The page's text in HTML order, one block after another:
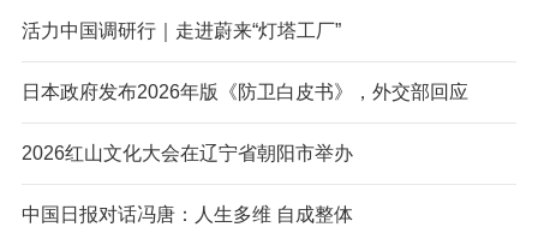
活力中国调研行｜走进蔚来“灯塔工厂”
日本政府发布2026年版《防卫白皮书》，外交部回应
2026红山文化大会在辽宁省朝阳市举办
中国日报对话冯唐：人生多维 自成整体